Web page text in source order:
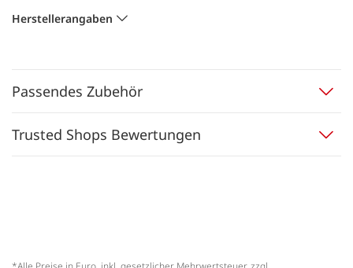
Herstellerangaben
Passendes Zubehör
Trusted Shops Bewertungen